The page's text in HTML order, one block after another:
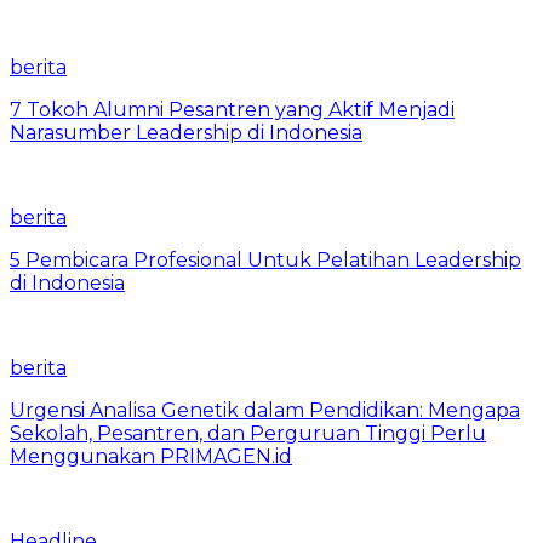
berita
7 Tokoh Alumni Pesantren yang Aktif Menjadi
Narasumber Leadership di Indonesia
berita
5 Pembicara Profesional Untuk Pelatihan Leadership
di Indonesia
berita
Urgensi Analisa Genetik dalam Pendidikan: Mengapa
Sekolah, Pesantren, dan Perguruan Tinggi Perlu
Menggunakan PRIMAGEN.id